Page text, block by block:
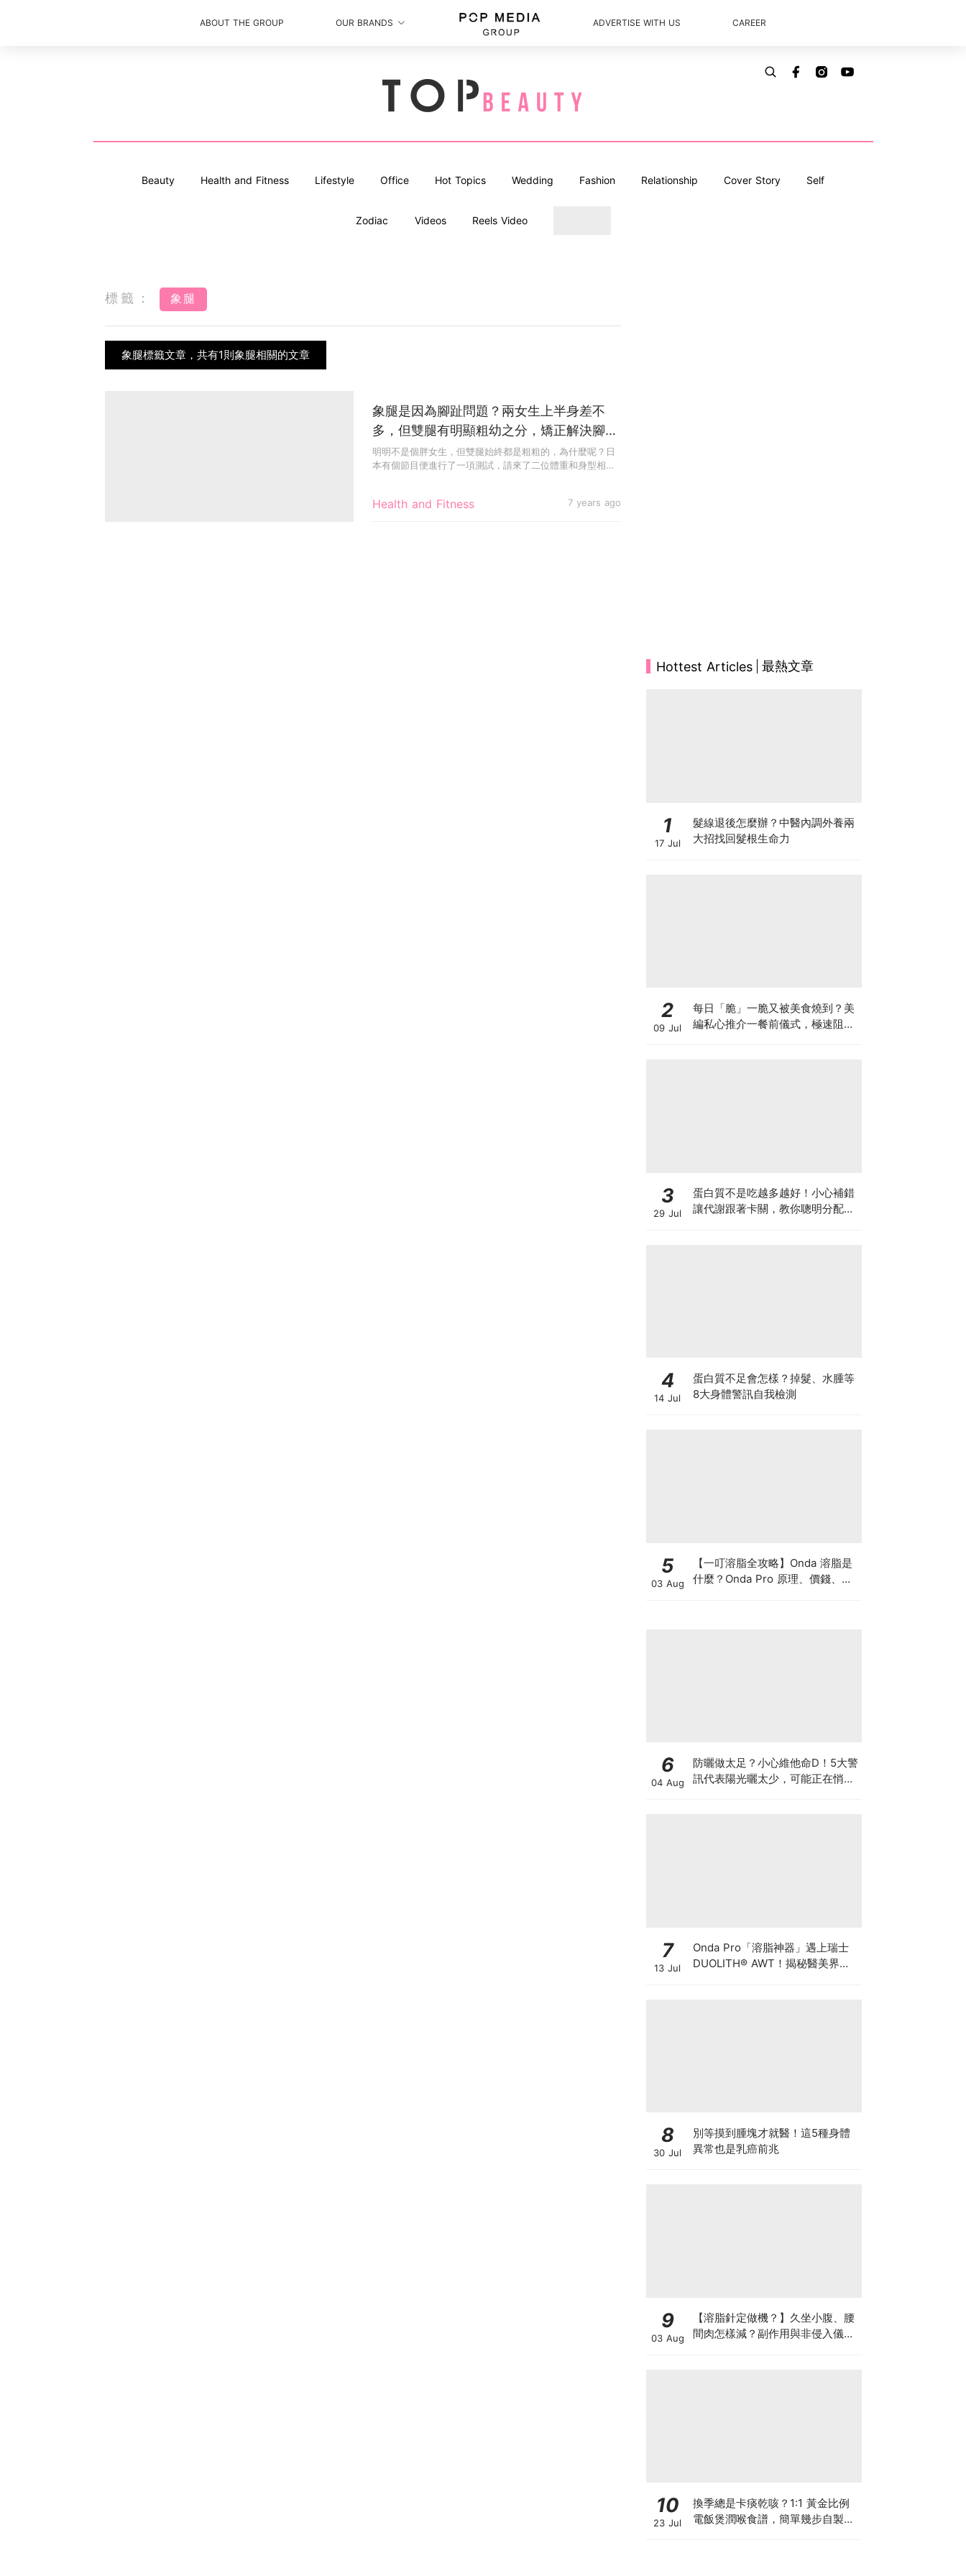
ABOUT THE GROUP OUR BRANDS ADVERTISE WITH US CAREER
Beauty Health and Fitness Lifestyle Office Hot Topics Wedding Fashion Relationship Cover Story Self
Zodiac Videos Reels Video
標籤： 象腿
象腿標籤文章，共有1則象腿相關的文章
Health and Fitness 7 years ago
象腿是因為腳趾問題？兩女生上半身差不
多，但雙腿有明顯粗幼之分，矯正解決腳粗
問題！
明明不是個胖女生，但雙腿始終都是粗粗的，為什麼呢？日
本有個節目便進行了一項測試，請來了二位體重和身型相
Hottest Articles 最熱文章
1
17 Jul
髮線退後怎麼辦？中醫內調外養兩
大招找回髮根生命力
2
09 Jul
每日「脆」一脆又被美食燒到？美
編私心推介一餐前儀式，極速阻碳
3
29 Jul
蛋白質不是吃越多越好！小心補錯
讓代謝跟著卡關，教你聰明分配三
4
14 Jul
蛋白質不足會怎樣？掉髮、水腫等
8大身體警訊自我檢測
5
03 Aug
【一叮溶脂全攻略】Onda 溶脂是
什麼？Onda Pro 原理、價錢、次
6
04 Aug
防曬做太足？小心維他命D！5大警
訊代表陽光曬太少，可能正在悄悄
7
13 Jul
Onda Pro「溶脂神器」遇上瑞士
DUOLITH® AWT！揭秘醫美界悄
8
30 Jul
別等摸到腫塊才就醫！這5種身體
異常也是乳癌前兆
9
03 Aug
【溶脂針定做機？】久坐小腹、腰
間肉怎樣減？副作用與非侵入儀器
10
23 Jul
換季總是卡痰乾咳？1:1 黃金比例
電飯煲潤喉食譜，簡單幾步自製天